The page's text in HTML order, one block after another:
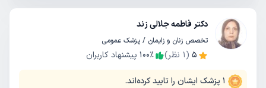
دکتر فاطمه جلالی زند
تخصص زنان و زایمان / پزشک عمومی
5
(
1 نظر) 100٪ پیشنهاد کاربران
1 پزشک ایشان را تایید کرده‌اند.